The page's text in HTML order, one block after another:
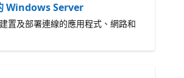
Windows Server
置及部署連線的應用程式、網路和